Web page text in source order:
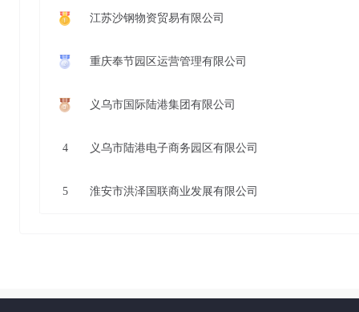
江苏沙钢物资贸易有限公司
重庆奉节园区运营管理有限公司
义乌市国际陆港集团有限公司
4 义乌市陆港电子商务园区有限公司
5 淮安市洪泽国联商业发展有限公司